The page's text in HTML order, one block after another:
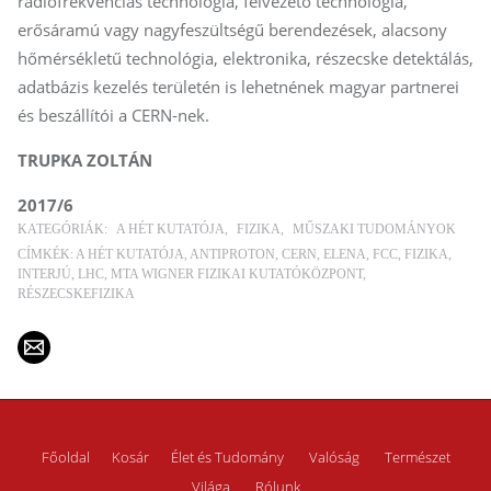
erősáramú vagy nagyfeszültségű berendezések, alacsony
hőmérsékletű technológia, elektronika, részecske detektálás,
adatbázis kezelés területén is lehetnének magyar partnerei
és beszállítói a CERN-nek.
TRUPKA ZOLTÁN
2017/6
KATEGÓRIÁK: A HÉT KUTATÓJA FIZIKA
MŰSZAKI TUDOMÁNYOK
CÍMKÉK: A HÉT KUTATÓJA ANTIPROTON CERN ELENA FCC FIZIKA
INTERJÚ
LHC MTA WIGNER FIZIKAI KUTATÓKÖZPONT
RÉSZECSKEFIZIKA
Főoldal Kosár Élet és Tudomány Valóság
Természet
Világa
Rólunk